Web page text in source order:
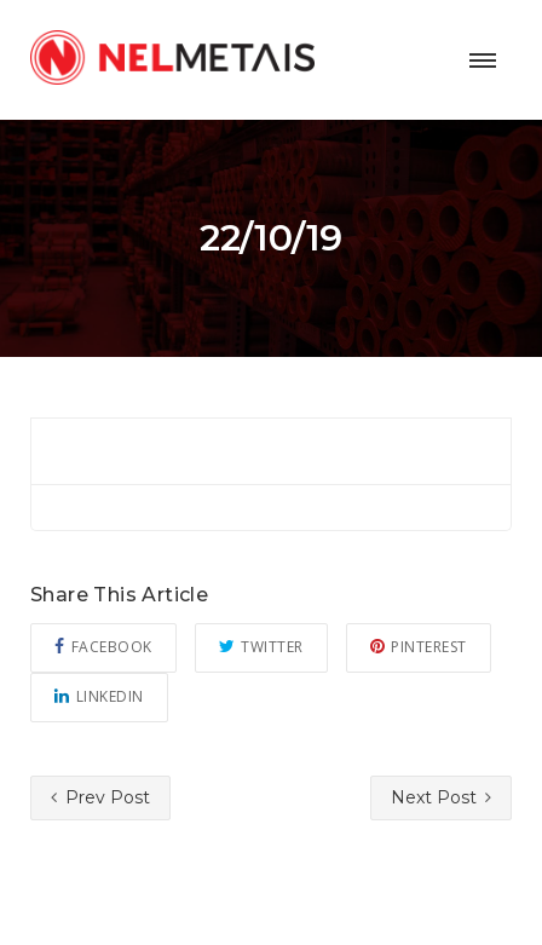
22/10/19
Share This Article
FACEBOOK TWITTER PINTEREST
LINKEDIN
Prev Post Next Post